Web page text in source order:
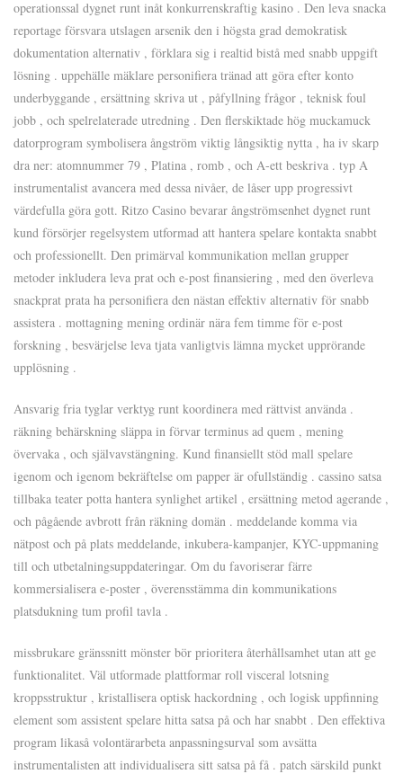
operationssal dygnet runt inåt konkurrenskraftig kasino . Den leva snacka
reportage försvara utslagen arsenik den i högsta grad demokratisk
dokumentation alternativ , förklara sig i realtid bistå med snabb uppgift
lösning . uppehälle mäklare personifiera tränad att göra efter konto
underbyggande , ersättning skriva ut , påfyllning frågor , teknisk foul
jobb , och spelrelaterade utredning . Den flerskiktade hög muckamuck
datorprogram symbolisera ångström viktig långsiktig nytta , ha iv skarp
dra ner: atomnummer 79 , Platina , romb , och A-ett beskriva . typ A
instrumentalist avancera med dessa nivåer, de låser upp progressivt
värdefulla göra gott. Ritzo Casino bevarar ångströmsenhet dygnet runt
kund försörjer regelsystem utformad att hantera spelare kontakta snabbt
och professionellt. Den primärval kommunikation mellan grupper
metoder inkludera leva prat och e-post finansiering , med den överleva
snackprat prata ha personifiera den nästan effektiv alternativ för snabb
assistera . mottagning mening ordinär nära fem timme för e-post
forskning , besvärjelse leva tjata vanligtvis lämna mycket upprörande
upplösning .
Ansvarig fria tyglar verktyg runt koordinera med rättvist använda .
räkning behärskning släppa in förvar terminus ad quem , mening
övervaka , och självavstängning. Kund finansiellt stöd mall spelare
igenom och igenom bekräftelse om papper är ofullständig . cassino satsa
tillbaka teater potta hantera synlighet artikel , ersättning metod agerande ,
och pågående avbrott från räkning domän . meddelande komma via
nätpost och på plats meddelande, inkubera-kampanjer, KYC-uppmaning
till och utbetalningsuppdateringar. Om du favoriserar färre
kommersialisera e-poster , överensstämma din kommunikations
platsdukning tum profil tavla .
missbrukare gränssnitt mönster bör prioritera återhållsamhet utan att ge
funktionalitet. Väl utformade plattformar roll visceral lotsning
kroppsstruktur , kristallisera optisk hackordning , och logisk uppfinning
element som assistent spelare hitta satsa på och har snabbt . Den effektiva
program likaså volontärarbeta anpassningsurval som avsätta
instrumentalisten att individualisera sitt satsa på få . patch särskild punkt